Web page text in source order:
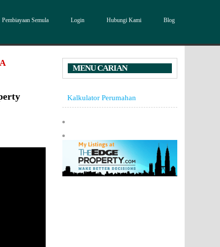
Pembiayaan Semula Login Hubungi Kami Blog
MENU CARIAN
Kalkulator Perumahan